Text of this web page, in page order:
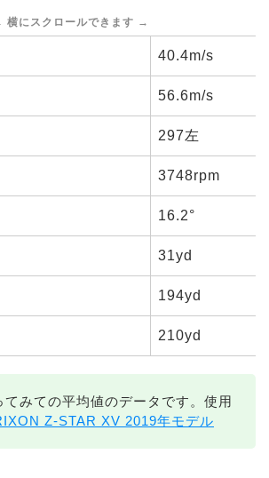
40.4m/s
56.6m/s
297左
3748rpm
16.2°
31yd
194yd
210yd
てみての平均値のデータです。使用
Z-STAR XV 2019年モデル